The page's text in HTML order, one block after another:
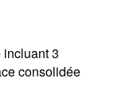
3
consolidée